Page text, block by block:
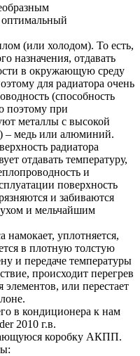
(или холодом). То есть,
назначения, отдавать
в окружающую среду
для радиатора очень
(способность
поэтому при
металлы с высокой
– медь или алюминий.
радиатора
отдавать температуру,
и
поверхность
и забиваются
и мельчайшим
намокает, уплотняется,
в плотную толстую
и передаче температуры
происходит перегрев
или перестает
в кондиционера к нам
2010 г.в.
коробку АКПП.